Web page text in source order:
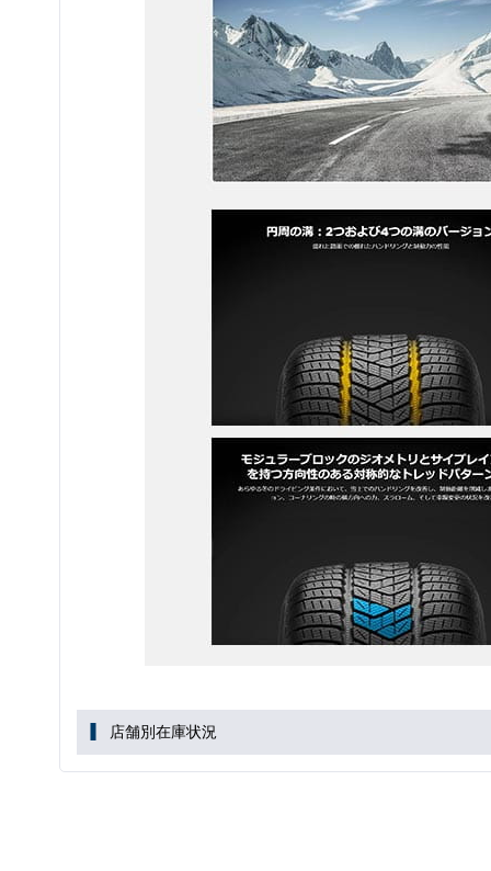
店舗別在庫状況